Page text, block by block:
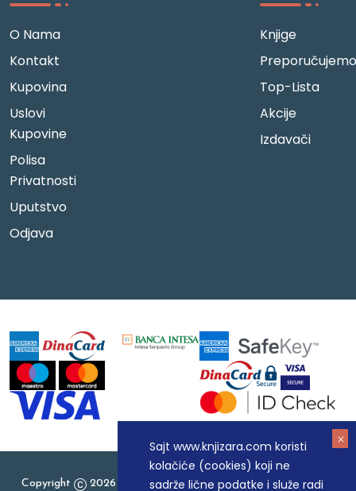
Sajt www.knjizara.com koristi
kolačiće (cookies) koji ne
sadrže lične podatke i služe radi
O Nama
Kontakt
Kupovina
Uslovi
Kupovine
Polisa
Privatnosti
Uputstvo
Odjava
Knjige
Preporučujemo
Top-Lista
Akcije
Izdavači
Copyright 2026 Knjizara.com - MAKART DOO BEOGRAD